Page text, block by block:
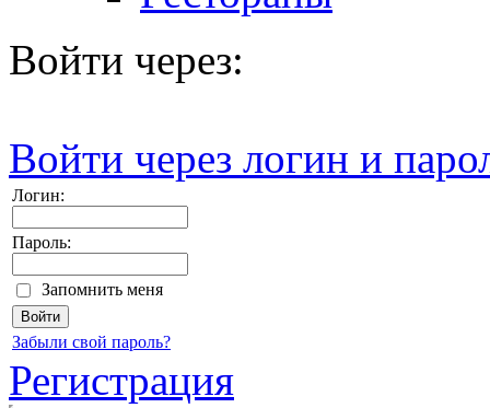
Войти через:
Войти через логин и
Логин:
Пароль:
Запомнить меня
Забыли свой пароль?
Регистрация